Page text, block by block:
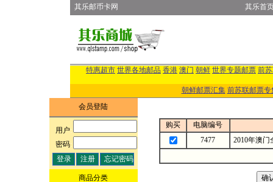
其乐邮币卡网 其乐首
特惠超市 世界各地邮品 香港 澳门 朝鲜 世界专题邮票 前
朝鲜邮票汇集 前苏联邮票专
会员登陆
用户:
密码:
商品分类
购买
电脑编号
7477
2010年澳